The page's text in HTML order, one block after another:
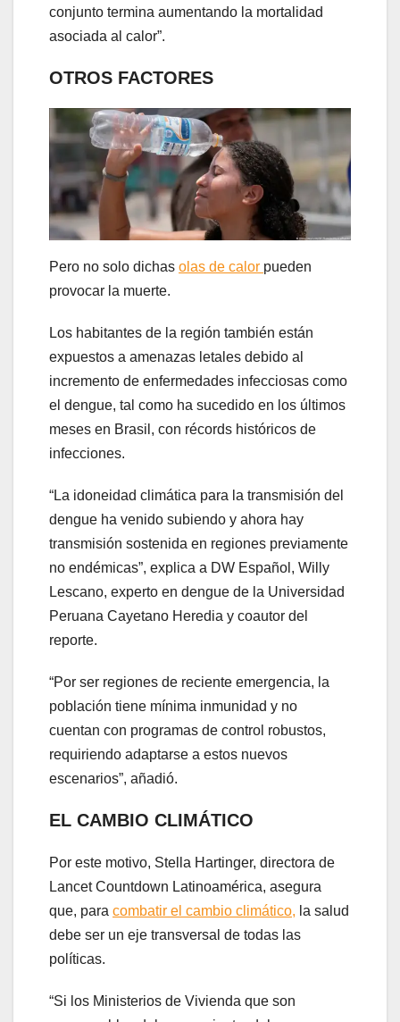
conjunto termina aumentando la mortalidad
asociada al calor”.
OTROS FACTORES
Pero no solo dichas olas de calor pueden
provocar la muerte.
Los habitantes de la región también están
expuestos a amenazas letales debido al
incremento de enfermedades infecciosas como
el dengue, tal como ha sucedido en los últimos
meses en Brasil, con récords históricos de
infecciones.
“La idoneidad climática para la transmisión del
dengue ha venido subiendo y ahora hay
transmisión sostenida en regiones previamente
no endémicas”, explica a DW Español, Willy
Lescano, experto en dengue de la Universidad
Peruana Cayetano Heredia y coautor del
reporte.
“Por ser regiones de reciente emergencia, la
población tiene mínima inmunidad y no
cuentan con programas de control robustos,
requiriendo adaptarse a estos nuevos
escenarios”, añadió.
EL CAMBIO CLIMÁTICO
Por este motivo, Stella Hartinger, directora de
Lancet Countdown Latinoamérica, asegura
que, para combatir el cambio climático, la salud
debe ser un eje transversal de todas las
políticas.
“Si los Ministerios de Vivienda que son